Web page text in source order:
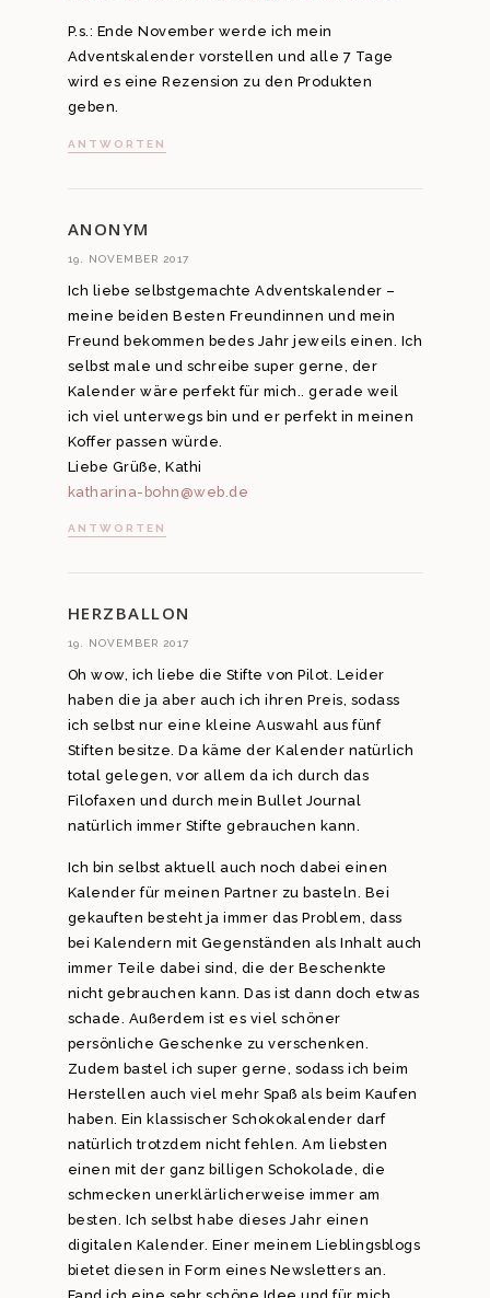
P.s.: Ende November werde ich mein
Adventskalender vorstellen und alle 7 Tage
wird es eine Rezension zu den Produkten
geben.
ANTWORTEN
ANONYM
19. NOVEMBER 2017
Ich liebe selbstgemachte Adventskalender –
meine beiden Besten Freundinnen und mein
Freund bekommen bedes Jahr jeweils einen. Ich
selbst male und schreibe super gerne, der
Kalender wäre perfekt für mich.. gerade weil
ich viel unterwegs bin und er perfekt in meinen
Koffer passen würde.
Liebe Grüße, Kathi
katharina-bohn@web.de
ANTWORTEN
HERZBALLON
19. NOVEMBER 2017
Oh wow, ich liebe die Stifte von Pilot. Leider
haben die ja aber auch ich ihren Preis, sodass
ich selbst nur eine kleine Auswahl aus fünf
Stiften besitze. Da käme der Kalender natürlich
total gelegen, vor allem da ich durch das
Filofaxen und durch mein Bullet Journal
natürlich immer Stifte gebrauchen kann.
Ich bin selbst aktuell auch noch dabei einen
Kalender für meinen Partner zu basteln. Bei
gekauften besteht ja immer das Problem, dass
bei Kalendern mit Gegenständen als Inhalt auch
immer Teile dabei sind, die der Beschenkte
nicht gebrauchen kann. Das ist dann doch etwas
schade. Außerdem ist es viel schöner
persönliche Geschenke zu verschenken.
Zudem bastel ich super gerne, sodass ich beim
Herstellen auch viel mehr Spaß als beim Kaufen
haben. Ein klassischer Schokokalender darf
natürlich trotzdem nicht fehlen. Am liebsten
einen mit der ganz billigen Schokolade, die
schmecken unerklärlicherweise immer am
besten. Ich selbst habe dieses Jahr einen
digitalen Kalender. Einer meinem Lieblingsblogs
bietet diesen in Form eines Newsletters an.